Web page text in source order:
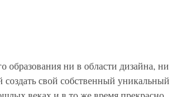
ни в области дизайна, ни
свой собственный уникальный